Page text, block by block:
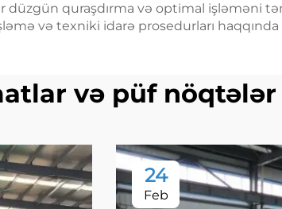
düzgün quraşdırma və optimal işləməni
və texniki idarə prosedurları
və püf nöqtələr
24
Feb